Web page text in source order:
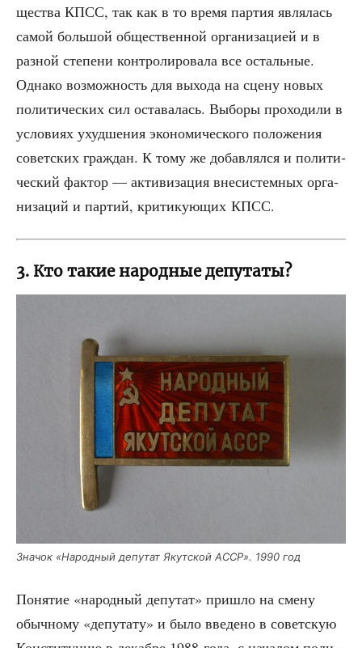
ще­ства КПСС, так как в то вре­мя пар­тия явля­лась
самой боль­шой обще­ствен­ной орга­ни­за­ци­ей и в
раз­ной сте­пе­ни кон­тро­ли­ро­ва­ла все осталь­ные.
Одна­ко воз­мож­ность для выхо­да на сце­ну новых
поли­ти­че­ских сил оста­ва­лась. Выбо­ры про­хо­ди­ли в
усло­ви­ях ухуд­ше­ния эко­но­ми­че­ско­го поло­же­ния
совет­ских граж­дан. К тому же добав­лял­ся и поли­ти­
че­ский фак­тор — акти­ви­за­ция вне­си­стем­ных орга­
ни­за­ций и пар­тий, кри­ти­ку­ю­щих КПСС.
3. Кто такие народные депутаты?
Зна­чок «Народ­ный депу­тат Якут­ской АССР». 1990 год
Поня­тие «народ­ный депу­тат» при­шло на сме­ну
обыч­но­му «депу­та­ту» и было вве­де­но в совет­скую